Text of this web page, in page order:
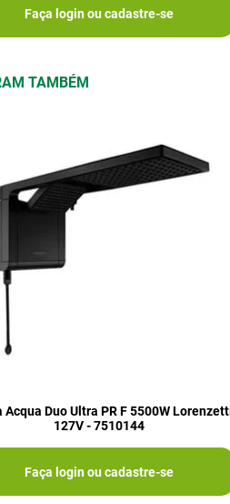
Faça login ou cadastre-se
TAMBÉM
Acqua Duo Ultra PR F 5500W
127V - 7510144
Faça login ou cadastre-se